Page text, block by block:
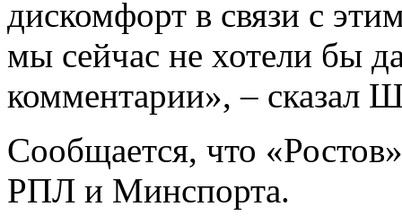
дискомфорт в связи с
мы сейчас не хотели бы
комментарии», – сказал
Сообщается, что
РПЛ и Минспорта.